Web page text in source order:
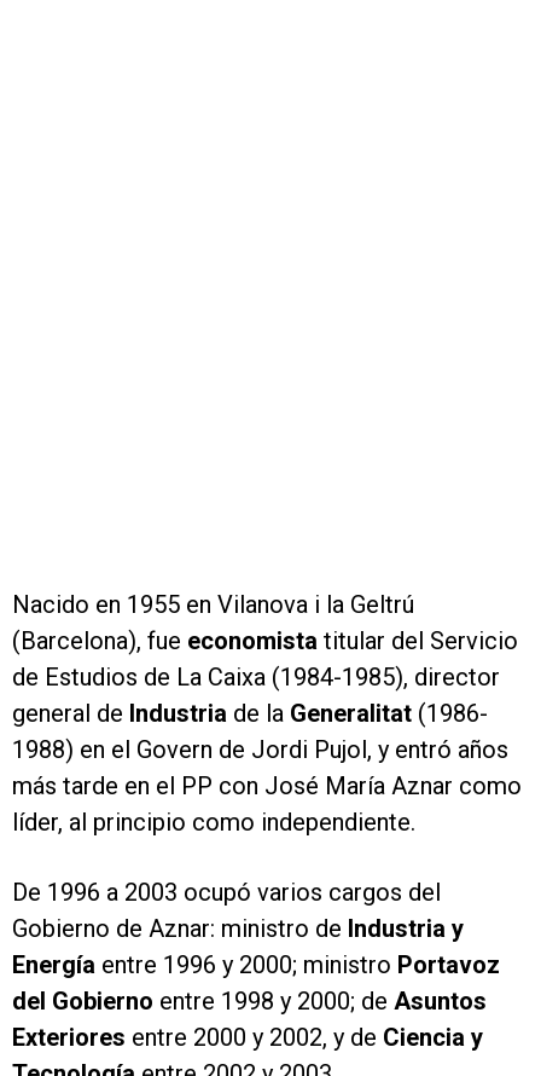
Nacido en 1955 en Vilanova i la Geltrú
(Barcelona), fue economista titular del Servicio
de Estudios de La Caixa (1984-1985), director
general de Industria de la Generalitat (1986-
1988) en el Govern de Jordi Pujol, y entró años
más tarde en el PP con José María Aznar como
líder, al principio como independiente.
De 1996 a 2003 ocupó varios cargos del
Gobierno de Aznar: ministro de Industria y
Energía entre 1996 y 2000; ministro Portavoz
del Gobierno entre 1998 y 2000; de Asuntos
Exteriores entre 2000 y 2002, y de Ciencia y